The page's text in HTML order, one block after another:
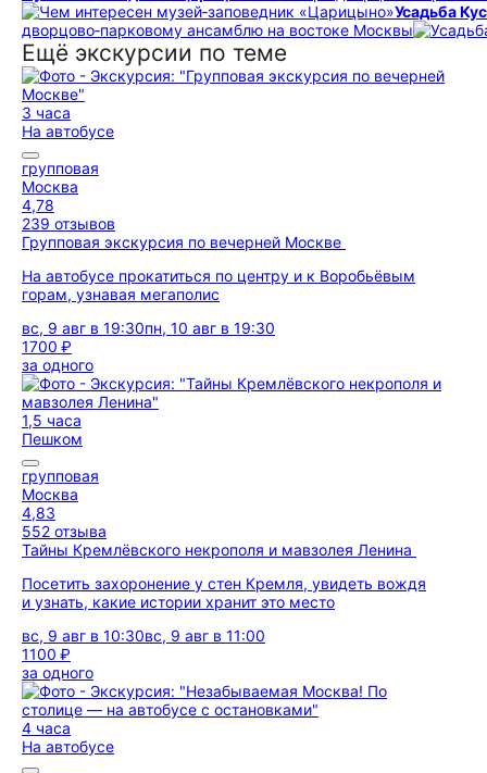
Усадьба
дворцово‑парковому ансамблю на востоке Москвы
Ещё экскурсии по теме
3 часа
На автобусе
групповая
Москва
4,78
239 отзывов
Групповая экскурсия по вечерней Москве
На автобусе прокатиться по центру и к Воробьёвым
горам, узнавая мегаполис
вс, 9 авг в 19:30пн, 10 авг в 19:30
1700 ₽
за одного
1,5 часа
Пешком
групповая
Москва
4,83
552 отзыва
Тайны Кремлёвского некрополя и мавзолея Ленина
Посетить захоронение у стен Кремля, увидеть вождя
и узнать, какие истории хранит это место
вс, 9 авг в 10:30вс, 9 авг в 11:00
1100 ₽
за одного
4 часа
На автобусе